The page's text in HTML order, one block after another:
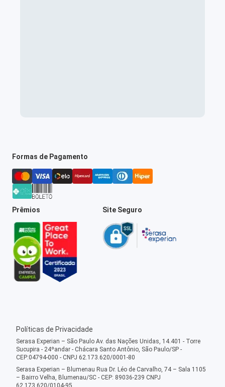
Formas de Pagamento
Prêmios Site Seguro
Políticas de Privacidade
Serasa Experian – São Paulo Av. das Nações Unidas, 14.401 - Torre
Sucupira - 24ºandar - Chácara Santo Antônio, São Paulo/SP -
CEP:04794-000 - CNPJ 62.173.620/0001-80
Serasa Experian – Blumenau Rua Dr. Léo de Carvalho, 74 – Sala 1105
– Bairro Velha, Blumenau/SC - CEP: 89036-239 CNPJ
62.173.620/0104-95